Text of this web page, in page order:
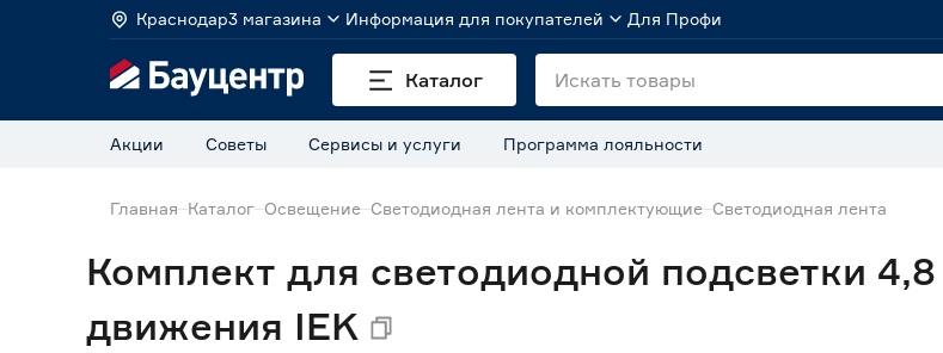
Краснодар3 магазина Информация для покупателей Для Профи
Каталог
Акции Советы Сервисы и услуги Программа лояльности
Главная Каталог Освещение Светодиодная лента и комплектующие Светодиодная лента
Комплект для светодиодной подсветки
движения IEK